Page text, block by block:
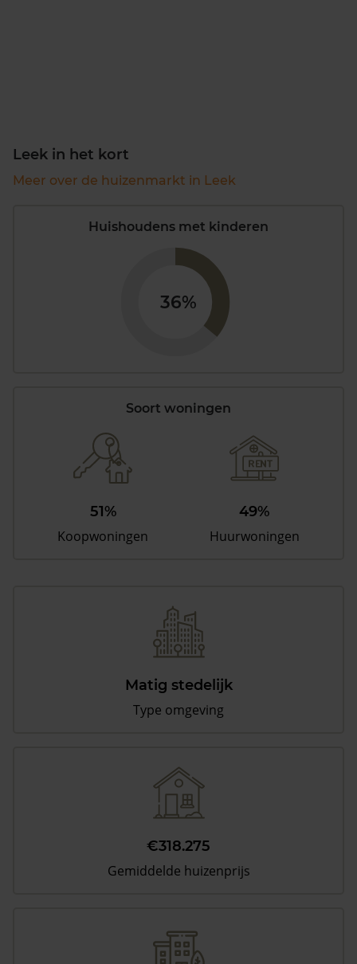
Leek in het kort
Meer over de huizenmarkt in Leek
Huishoudens met kinderen
36%
Soort woningen
51%
Koopwoningen
49%
Huurwoningen
Matig stedelijk
Type omgeving
€318.275
Gemiddelde huizenprijs